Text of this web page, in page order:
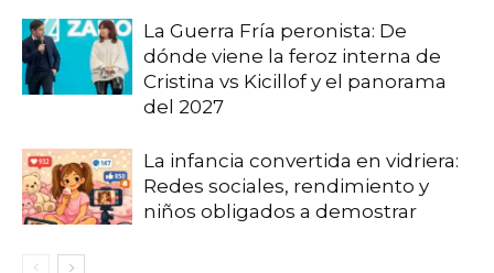
La Guerra Fría peronista: De
dónde viene la feroz interna de
Cristina vs Kicillof y el panorama
del 2027
La infancia convertida en vidriera:
Redes sociales, rendimiento y
niños obligados a demostrar